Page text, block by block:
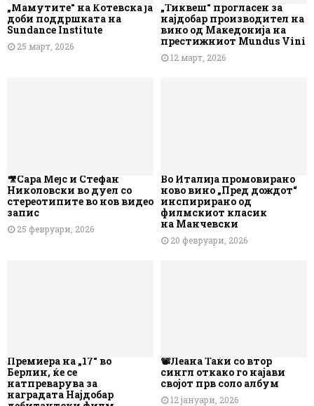
„Мамутите“ на Котевска ја
доби поддршката на
Sundance Institute
25 март, 2026
„Тиквеш“ прогласен за
најдобар производител на
вино од Македонија на
престижниот Mundus Vini
12 март, 2026
🎥Сара Мејс и Стефан
Николовски во дуел со
стереотипите во нов видео
запис
25 февруари, 2026
Во Италија промовирано
ново вино „Пред дождот“
инспирирано од
филмскиот класик
на Манчевски
20 февруари, 2026
Премиера на „17“ во
Берлин, ќе се
натпреварува за
наградата Најдобар
📽️Леана Таќи со втор
сингл откако го најави
својот прв соло албум
12 јануари, 2026